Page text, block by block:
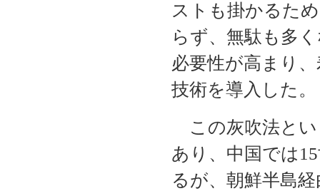
ストも掛かるた
らず、無駄も多
必要性が高まり
技術を導入した。
この灰吹法とい
あり、中国では
るが、朝鮮半島